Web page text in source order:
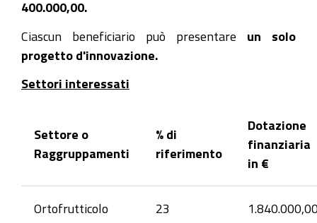
400.000,00.
Ciascun beneficiario può presentare un solo
progetto d'innovazione.
Settori interessati
Settore o
Raggruppamenti
% di
riferimento
Dotazione
finanziaria
in €
Ortofrutticolo 23